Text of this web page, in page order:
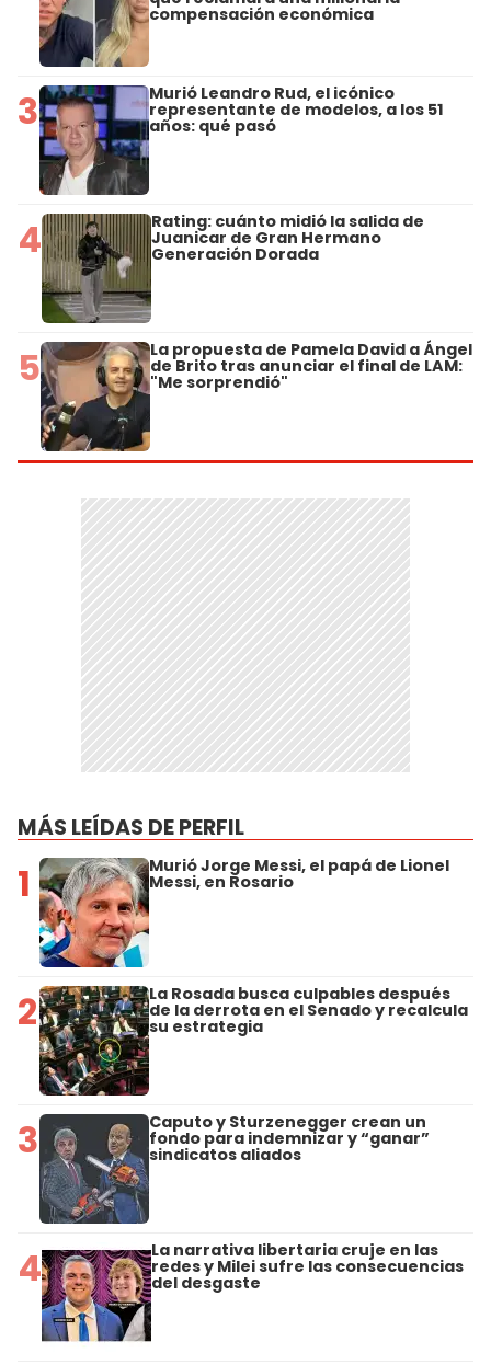
compensación económica
3 Murió Leandro Rud, el icónico
representante de modelos, a los 51
años: qué pasó
4 Rating: cuánto midió la salida de
Juanicar de Gran Hermano
Generación Dorada
5 La propuesta de Pamela David a Ángel
de Brito tras anunciar el final de LAM:
"Me sorprendió"
MÁS LEÍDAS DE PERFIL
1 Murió Jorge Messi, el papá de Lionel
Messi, en Rosario
2 La Rosada busca culpables después
de la derrota en el Senado y recalcula
su estrategia
3 Caputo y Sturzenegger crean un
fondo para indemnizar y “ganar”
sindicatos aliados
4 La narrativa libertaria cruje en las
redes y Milei sufre las consecuencias
del desgaste